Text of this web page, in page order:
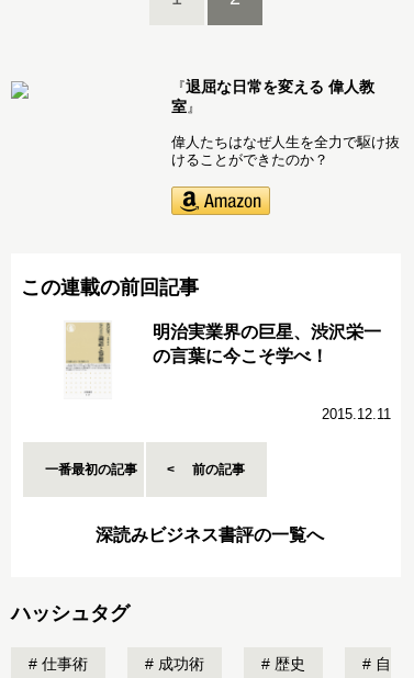
『退屈な日常を変える 偉人教
室 』
偉人たちはなぜ人生を全力で駆け抜
けることができたのか？
この連載の前回記事
明治実業界の巨星、渋沢栄一
の言葉に今こそ学べ！
2015.12.11
一番最初の記事 前の記事
深読みビジネス書評の一覧へ
ハッシュタグ
仕事術 成功術 歴史 自